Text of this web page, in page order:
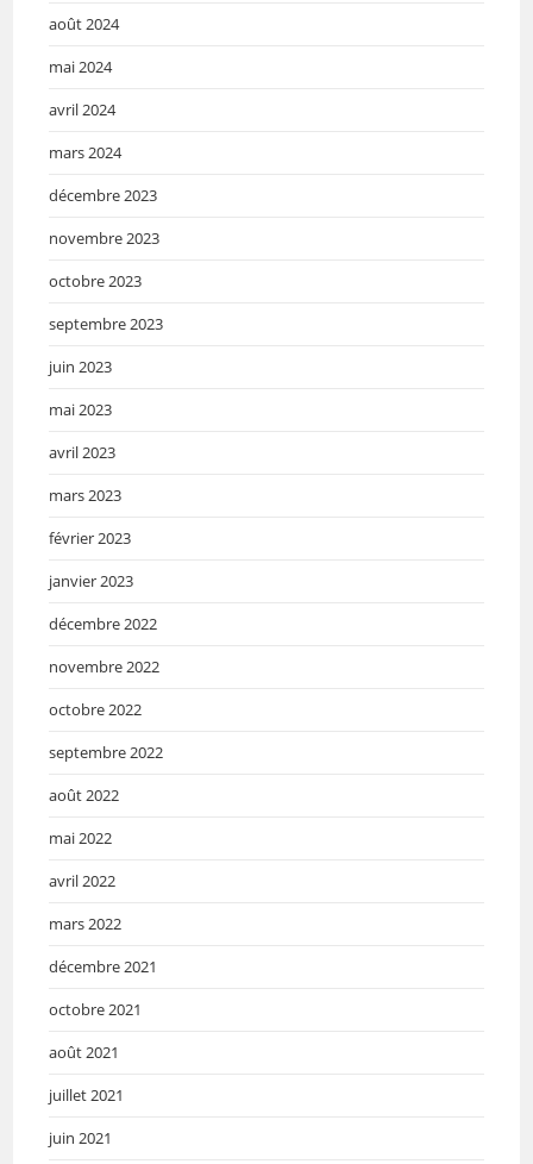
août 2024
mai 2024
avril 2024
mars 2024
décembre 2023
novembre 2023
octobre 2023
septembre 2023
juin 2023
mai 2023
avril 2023
mars 2023
février 2023
janvier 2023
décembre 2022
novembre 2022
octobre 2022
septembre 2022
août 2022
mai 2022
avril 2022
mars 2022
décembre 2021
octobre 2021
août 2021
juillet 2021
juin 2021